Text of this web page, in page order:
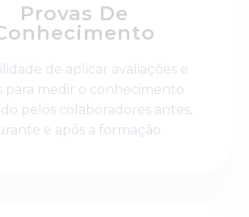
Provas De
de aplicar avaliações e
para medir o conhecimento
pelos colaboradores antes,
e após a formação